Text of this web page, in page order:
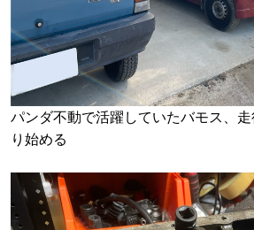
パンダ不動で活躍していたバモス、
り始める